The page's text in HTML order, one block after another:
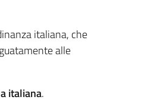
italiana, che
alle
italiana.